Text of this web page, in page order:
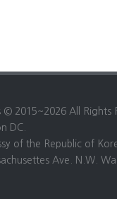
© 2015~2026 All Rights
DC.
of the Republic of
Ave. N.W.